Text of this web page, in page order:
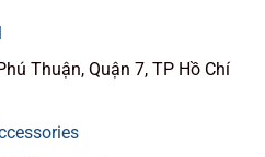
Thuận, Quận 7, TP Hồ Chí